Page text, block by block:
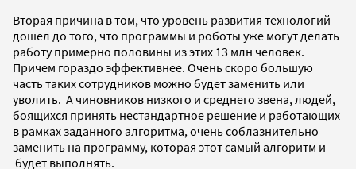
Вторая причина в том, что уровень развития технологий
дошел до того, что программы и роботы уже могут делать
работу примерно половины из этих 13 млн человек.
Причем гораздо эффективнее. Очень скоро большую
часть таких сотрудников можно будет заменить или
уволить. А чиновников низкого и среднего звена, людей,
боящихся принять нестандартное решение и работающих
в рамках заданного алгоритма, очень соблазнительно
заменить на программу, которая этот самый алгоритм и
будет выполнять.